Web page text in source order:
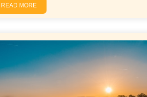
READ MORE